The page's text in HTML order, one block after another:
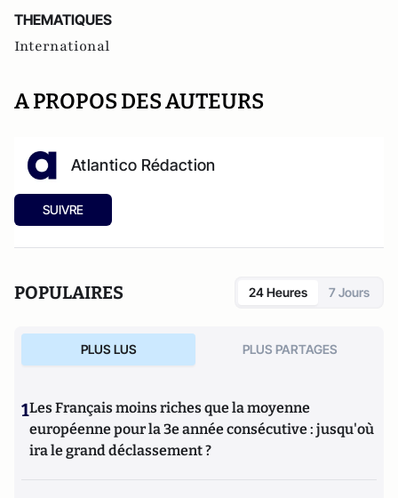
THEMATIQUES
International
A PROPOS DES AUTEURS
Atlantico Rédaction
SUIVRE
POPULAIRES 24 Heures 7 Jours
PLUS LUS PLUS PARTAGES
1Les Français moins riches que la moyenne
européenne pour la 3e année consécutive : jusqu'où
ira le grand déclassement ?